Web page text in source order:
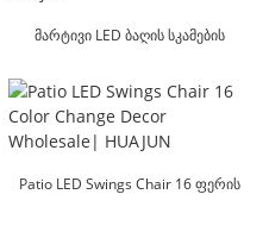
მარტივი LED ბაღის სკამების
გაყიდვა-Huajun
Patio LED Swings Chair 16 ფერის